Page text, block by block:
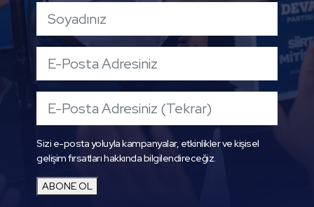
Sizi e-posta yoluyla kampanyalar, etkinlikler ve kişisel
gelişim fırsatları hakkında bilgilendireceğiz.
ABONE OL